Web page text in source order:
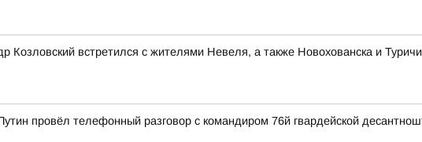
Козловский встретился с жителями Невеля, а также Новохованска и
провёл телефонный разговор с командиром 76й гвардейской